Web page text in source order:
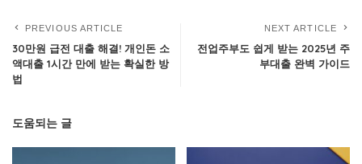
PREVIOUS ARTICLE
30만원 급전 대출 해결! 개인돈 소
액대출 1시간 만에 받는 확실한 방
법
NEXT ARTICLE
전업주부도 쉽게 받는 2025년 주
부대출 완벽 가이드
도움되는 글